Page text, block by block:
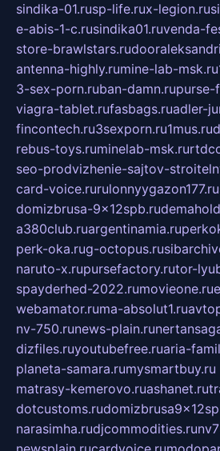
sindika-01.rusp-life.rux-legion.ru
e-abis-1-c.rusindika01.ruvenda-
store-brawlstars.ru
antenna-highly.rumine-lab-msk.ru
3-sex-porn.ruban-damn.rupurse-
viagra-tablet.rufasbags.ruadler-
fincontech.ru3sexporn.ru1mus.ru
rebus-toys.ruminelab-msk.ru
seo-prodvizhenie-sajtov-
card-voice.rurulonnyygazon177.ru
domizbrusa-9x12spb.ru
a380club.ruargentinamia.ru
perk-oka.rug-octopus.ru
naruto-x.rupursefactory.rutor-
spayderhed-2022.rumovieone.ru
webamator.ruma-absolut1.ru
nv-750.runews-plain.ru
dizfiles.ruyoutubefree.ruaria-
planeta-samara.rumysmartbuy.ru
matrasy-kemerovo.ruashanet.ru
dotcustoms.ru
narasimha.rudjcommodities.ru